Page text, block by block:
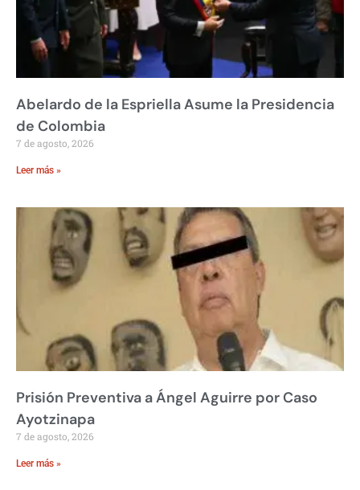
Abelardo de la Espriella Asume la Presidencia
de Colombia
7 de agosto, 2026
Leer más »
Prisión Preventiva a Ángel Aguirre por Caso
Ayotzinapa
7 de agosto, 2026
Leer más »